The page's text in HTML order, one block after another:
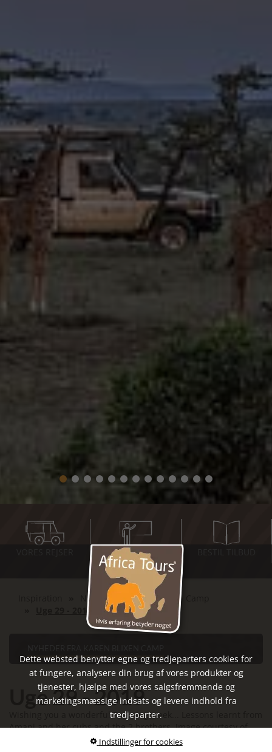
INSPIRATIONS-
MØDER
Nyheder fra Karen Blixen Camp
Uge 29 - 2019
Uge 29 - 2019
Wishing you a wonderful Focusing week... Lessons learnt from
Amani and her cubs and the 2 brothers. Image courtesy of
Dette websted benytter egne og tredjeparters cookies for
at fungere, analysere din brug af vores produkter og
tjenester, hjælpe med vores salgsfremmende og
marketingsmæssige indsats og levere indhold fra
tredjeparter.
Indstillinger for cookies